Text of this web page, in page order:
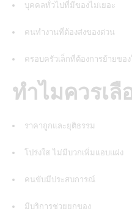
บุคคลทั่วไปที่มีของไม่เยอะ
คนทำงานที่ต้องส่งของด่วน
ครอบครัวเล็กที่ต้องการย้ายของ
ทำไมควรเลื
ราคาถูกและยุติธรรม
โปร่งใส ไม่มีบวกเพิ่มแอบแฝง
คนขับมีประสบการณ์
มีบริการช่วยยกของ